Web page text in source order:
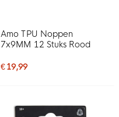
Amo TPU Noppen
7x9MM 12 Stuks Rood
€ 19,99